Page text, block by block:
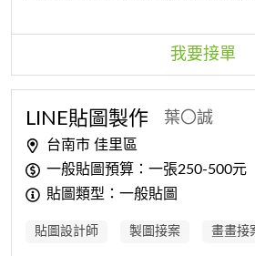
我要接單
LINE貼圖 製作 葉〇誠
台南市 佳里區
一般貼圖預算：一張250-500元
貼圖類型：一般貼圖
貼圖設計師 製圖接案 畫畫接